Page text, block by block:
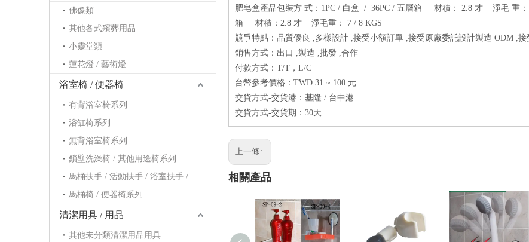
佛像類
其他各式殯葬用品
小靈堂類
蓮花燈 / 藝術燈
浴室椅 / 便器椅
有背浴室椅系列
浴缸椅系列
無背浴室椅系列
鎖壁洗澡椅 / 其他用途椅系列
馬桶扶手 / 活動扶手 / 浴室扶手 / 浴缸扶手系列
馬桶椅 / 便器椅系列
清潔用具 / 用品
其他未分類清潔用品用具
肥皂盒產品包裝方 式：1PC / 白盒 / 36PC / 五層箱 材積： 2.8 才 淨毛 重
箱 材積：2.8 才 淨毛重： 7 / 8 KGS
競爭特點：品質優良 ,多樣設計 ,接受小額訂單 ,接受原廠委託設計製造 ODM ,
銷售方式：出口 ,製造 ,批發 ,合作
付款方式：T/T，L/C
台幣參考價格：TWD 31 ~ 100 元
交貨方式-交貨港：基隆 / 台中港
交貨方式-交貨期：30天
上一條:
相關產品